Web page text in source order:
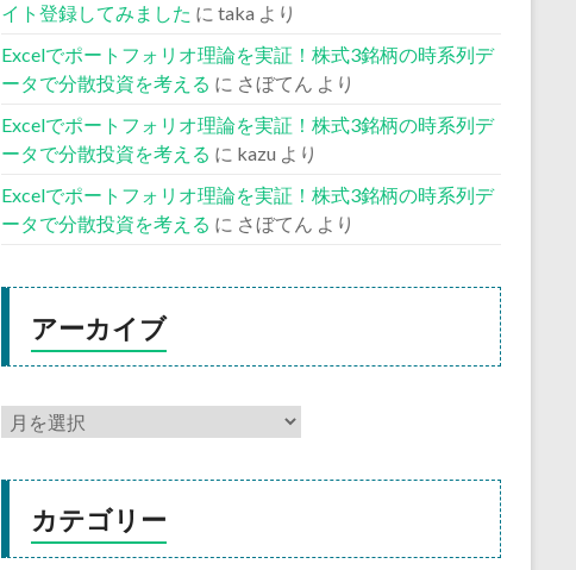
イト登録してみました に taka より
Excelでポートフォリオ理論を実証！株式3銘柄の時系列デ
ータで分散投資を考える に さぼてん より
Excelでポートフォリオ理論を実証！株式3銘柄の時系列デ
ータで分散投資を考える に kazu より
Excelでポートフォリオ理論を実証！株式3銘柄の時系列デ
ータで分散投資を考える に さぼてん より
アーカイブ
カテゴリー